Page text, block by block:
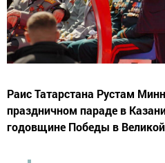
Раис Татарстана Рустам
праздничном параде в
годовщине Победы в